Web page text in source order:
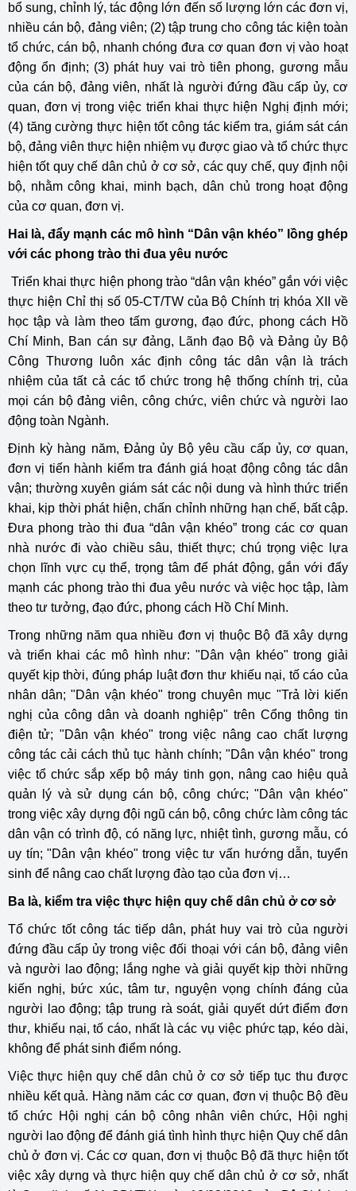
bổ sung, chỉnh lý, tác động lớn đến số lượng lớn các đơn vị,
nhiều cán bộ, đảng viên; (2) tập trung cho công tác kiện toàn
tổ chức, cán bộ, nhanh chóng đưa cơ quan đơn vị vào hoạt
động ổn định; (3) phát huy vai trò tiên phong, gương mẫu
của cán bộ, đảng viên, nhất là người đứng đầu cấp ủy, cơ
quan, đơn vị trong việc triển khai thực hiện Nghị định mới;
(4) tăng cường thực hiện tốt công tác kiểm tra, giám sát cán
bộ, đảng viên thực hiện nhiệm vụ được giao và tổ chức thực
hiện tốt quy chế dân chủ ở cơ sở, các quy chế, quy định nội
bộ, nhằm công khai, minh bạch, dân chủ trong hoạt động
của cơ quan, đơn vị.
Hai là, đẩy mạnh các mô hình “Dân vận khéo” lồng ghép
với các phong trào thi đua yêu nước
Triển khai thực hiện phong trào “dân vận khéo” gắn với việc
thực hiện Chỉ thị số 05-CT/TW của Bộ Chính trị khóa XII về
học tập và làm theo tấm gương, đạo đức, phong cách Hồ
Chí Minh, Ban cán sự đảng, Lãnh đạo Bộ và Đảng ủy Bộ
Công Thương luôn xác định công tác dân vận là trách
nhiệm của tất cả các tổ chức trong hệ thống chính trị, của
mọi cán bộ đảng viên, công chức, viên chức và người lao
động toàn Ngành.
Định kỳ hàng năm, Đảng ủy Bộ yêu cầu cấp ủy, cơ quan,
đơn vị tiến hành kiểm tra đánh giá hoạt động công tác dân
vận; thường xuyên giám sát các nội dung và hình thức triển
khai, kịp thời phát hiện, chấn chỉnh những hạn chế, bất cập.
Đưa phong trào thi đua “dân vận khéo” trong các cơ quan
nhà nước đi vào chiều sâu, thiết thực; chú trọng việc lựa
chọn lĩnh vực cụ thể, trọng tâm để phát động, gắn với đẩy
mạnh các phong trào thi đua yêu nước và việc học tập, làm
theo tư tưởng, đạo đức, phong cách Hồ Chí Minh.
Trong những năm qua nhiều đơn vị thuộc Bộ đã xây dựng
và triển khai các mô hình như: "Dân vận khéo" trong giải
quyết kịp thời, đúng pháp luật đơn thư khiếu nại, tố cáo của
nhân dân; "Dân vận khéo" trong chuyên mục "Trả lời kiến
nghị của công dân và doanh nghiệp" trên Cổng thông tin
điện tử; "Dân vận khéo" trong việc nâng cao chất lượng
công tác cải cách thủ tục hành chính; "Dân vận khéo" trong
việc tổ chức sắp xếp bộ máy tinh gọn, nâng cao hiệu quả
quản lý và sử dụng cán bộ, công chức; "Dân vận khéo"
trong việc xây dựng đội ngũ cán bộ, công chức làm công tác
dân vận có trình độ, có năng lực, nhiệt tình, gương mẫu, có
uy tín; "Dân vận khéo" trong việc tư vấn hướng dẫn, tuyển
sinh để nâng cao chất lượng đào tạo của đơn vị…
Ba là, kiểm tra việc thực hiện quy chế dân chủ ở cơ sở
Tổ chức tốt công tác tiếp dân, phát huy vai trò của người
đứng đầu cấp ủy trong việc đối thoại với cán bộ, đảng viên
và người lao động; lắng nghe và giải quyết kịp thời những
kiến nghị, bức xúc, tâm tư, nguyện vọng chính đáng của
người lao động; tập trung rà soát, giải quyết dứt điểm đơn
thư, khiếu nại, tố cáo, nhất là các vụ việc phức tạp, kéo dài,
không để phát sinh điểm nóng.
Việc thực hiện quy chế dân chủ ở cơ sở tiếp tục thu được
nhiều kết quả. Hàng năm các cơ quan, đơn vị thuộc Bộ đều
tổ chức Hội nghị cán bộ công nhân viên chức, Hội nghị
người lao động để đánh giá tình hình thực hiện Quy chế dân
chủ ở đơn vị. Các cơ quan, đơn vị thuộc Bộ đã thực hiện tốt
việc xây dựng và thực hiện quy chế dân chủ ở cơ sở, nhất